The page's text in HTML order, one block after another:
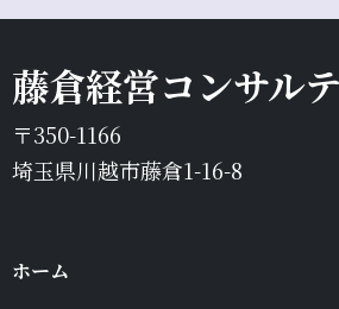
藤倉経営コンサル
〒350-1166
埼玉県川越市藤倉1-16-8
ホーム